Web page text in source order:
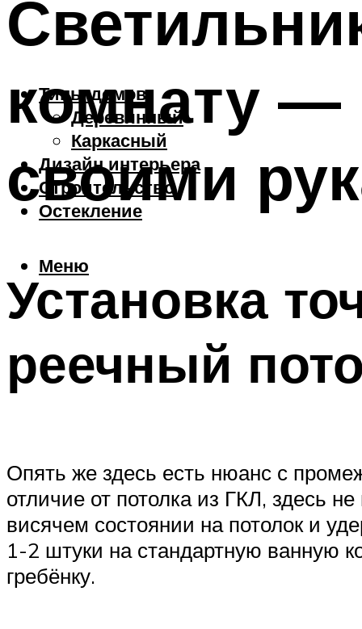
Типы домов
Деревянный
Каркасный
Дизайн интерьера
Строительство
Остекление
Меню
комнату —
своими
Установка
реечный
Опять же здесь есть нюанс с
отличие от потолка из ГКЛ, здесь
висячем состоянии на потолок и
1-2 штуки на стандартную ванную
гребёнку.